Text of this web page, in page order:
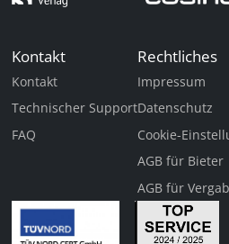
Kontakt
Kontakt
Technischer Support
FAQ
Rechtliches
Impressum
Datenschutz
Cookie-
AGB für Bieter
AGB für